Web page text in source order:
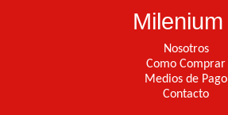
Milenium
Nosotros
Como Comprar
Medios de Pago
Contacto